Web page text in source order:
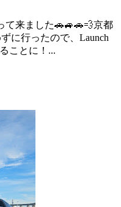
て来ました🚗🚙🚗💨京都
に行ったので、Launch
ことに！...